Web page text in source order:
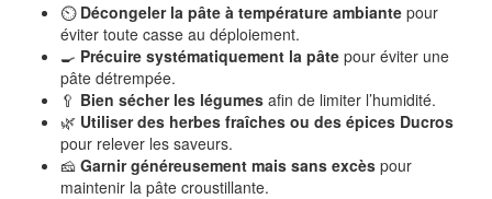
⏲️ Décongeler la pâte à température ambiante pour
éviter toute casse au déploiement.
🍳 Précuire systématiquement la pâte pour éviter une
pâte détrempée.
🥄 Bien sécher les légumes afin de limiter l’humidité.
🌿 Utiliser des herbes fraîches ou des épices Ducros
pour relever les saveurs.
🧀 Garnir généreusement mais sans excès pour
maintenir la pâte croustillante.